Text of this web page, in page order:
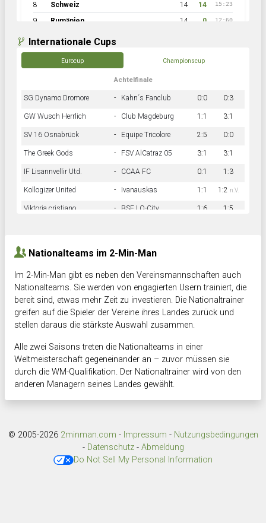
8 Schweiz 14 14 15:23
9 Rumänien 14 0 12:60
Internationale Cups
Eurocup Championscup
Achtelfinale
SG Dynamo Dromore - Kahn´s Fanclub 0:0 0:3
GW Wusch Herrlich - Club Magdeburg 1:1 3:1
SV 16 Osnabrück - Equipe Tricolore 2:5 0:0
The Greek Gods - FSV AlCatraz 05 3:1 3:1
IF Lisannvellir Utd. - CCAA FC 0:1 1:3
Kollogizer United - Ivanauskas 1:1 1:2 n.V.
Viktoria cristiano - BSF LO-City 1:6 1:5
Nationalteams im 2-Min-Man
Im 2-Min-Man gibt es neben den Vereinsmannschaften auch
Nationalteams. Sie werden von engagierten Usern trainiert, die
bereit sind, etwas mehr Zeit zu investieren. Die Nationaltrainer
greifen auf die Spieler der Vereine ihres Landes zurück und
stellen daraus die stärkste Auswahl zusammen.
Alle zwei Saisons treten die Nationalteams in einer
Weltmeisterschaft gegeneinander an – zuvor müssen sie
durch die WM-Qualifikation. Der Nationaltrainer wird von den
anderen Managern seines Landes gewählt.
© 2005-2026 2minman.com - Impressum - Nutzungsbedingungen
- Datenschutz- Abmeldung
Do Not Sell My Personal Information